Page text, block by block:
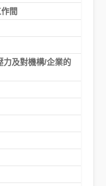
間
力及對機構/企業的